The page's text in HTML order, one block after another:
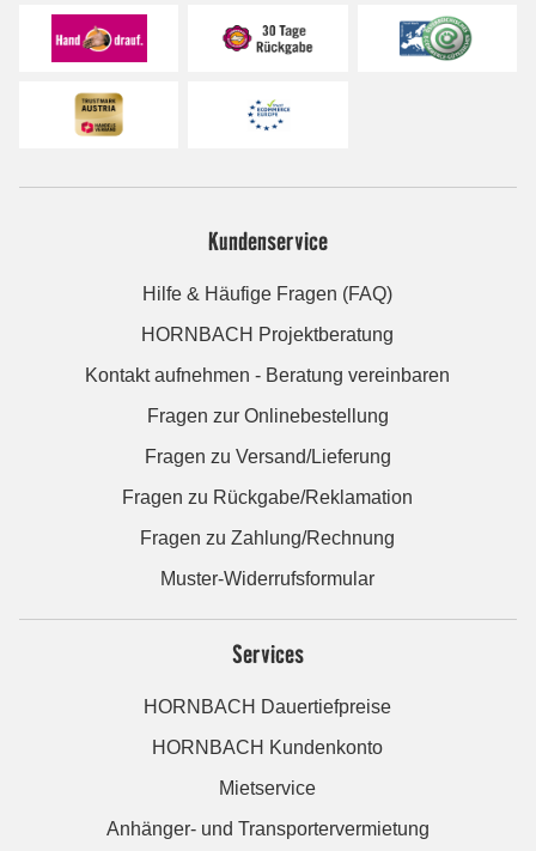
Kundenservice
Hilfe & Häufige Fragen (FAQ)
HORNBACH Projektberatung
Kontakt aufnehmen - Beratung vereinbaren
Fragen zur Onlinebestellung
Fragen zu Versand/Lieferung
Fragen zu Rückgabe/Reklamation
Fragen zu Zahlung/Rechnung
Muster-Widerrufsformular
Services
HORNBACH Dauertiefpreise
HORNBACH Kundenkonto
Mietservice
Anhänger- und Transportervermietung